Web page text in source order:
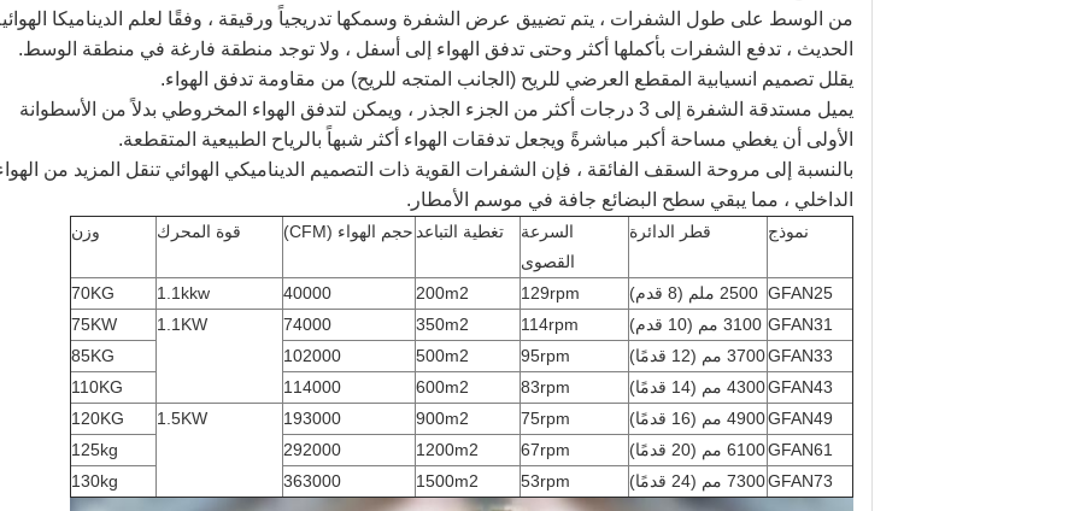
من الوسط على طول الشفرات ، يتم تضييق عرض الشفرة وسمكها تدريجياً ورقيقة ، وفقًا لعلم الديناميكا
الحديث ، تدفع الشفرات بأكملها أكثر وحتى تدفق الهواء إلى أسفل ، ولا توجد منطقة فارغة في منطقة الوسط.
يقلل تصميم انسيابية المقطع العرضي للريح (الجانب المتجه للريح) من مقاومة تدفق الهواء.
يميل مستدقة الشفرة إلى 3 درجات أكثر من الجزء الجذر ، ويمكن لتدفق الهواء المخروطي بدلاً من الأسطوانة
الأولى أن يغطي مساحة أكبر مباشرةً ويجعل تدفقات الهواء أكثر شبهاً بالرياح الطبيعية المتقطعة.
بالنسبة إلى مروحة السقف الفائقة ، فإن الشفرات القوية ذات التصميم الديناميكي الهوائي تنقل المزيد من
الداخلي ، مما يبقي سطح البضائع جافة في موسم الأمطار.
نموذج قطر الدائرة
السرعة
القصوى
تغطية التباعد حجم الهواء (CFM) قوة المحرك وزن
GFAN25 2500 ملم (8 قدم) 129rpm
200m2
40000
1.1kkw
70KG
GFAN31 3100 مم (10 قدم) 114rpm
350m2
74000
1.1KW
75KW
GFAN333700 مم (12 قدمًا) 95rpm
500m2
102000
85KG
GFAN434300 مم (14 قدمًا) 83rpm
600m2
114000
110KG
GFAN494900 مم (16 قدمًا) 75rpm
900m2
193000
1.5KW
120KG
GFAN616100 مم (20 قدمًا) 67rpm
1200m2
292000
125kg
GFAN737300 مم (24 قدمًا) 53rpm
1500m2
363000
130kg